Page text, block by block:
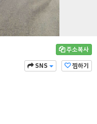
주소복사
찜하기
SNS